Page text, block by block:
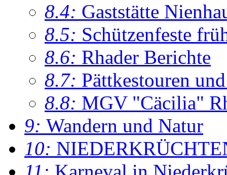
8.4: Gaststätte
8.5: Schützenfeste
8.6: Rhader Berichte
8.7: Pättkestouren
8.8: MGV "Cäcilia"
9: Wandern und Natur
10: